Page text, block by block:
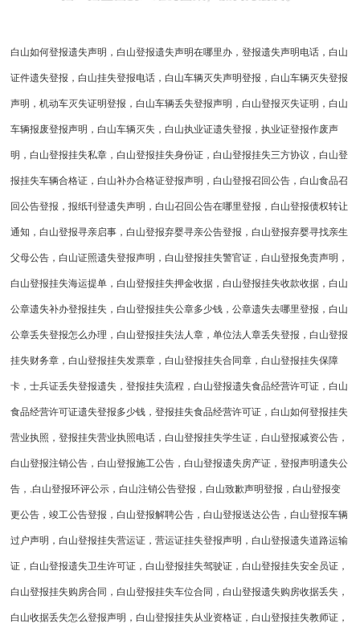
白山如何登报遗失声明，白山登报遗失声明在哪里办，登报遗失声明电话，白山
证件遗失登报，白山挂失登报电话，白山车辆灭失声明登报，白山车辆灭失登报
声明，机动车灭失证明登报，白山车辆丢失登报声明，白山登报灭失证明，白山
车辆报废登报声明，白山车辆灭失，白山执业证遗失登报，执业证登报作废声
明，白山登报挂失私章，白山登报挂失身份证，白山登报挂失三方协议，白山登
报挂失车辆合格证，白山补办合格证登报声明，白山登报召回公告，白山食品召
回公告登报，报纸刊登遗失声明，白山召回公告在哪里登报，白山登报债权转让
通知，白山登报寻亲启事，白山登报弃婴寻亲公告登报，白山登报弃婴寻找亲生
父母公告，白山证照遗失登报声明，白山登报挂失警官证，白山登报免责声明，
白山登报挂失海运提单，白山登报挂失押金收据，白山登报挂失收款收据，白山
公章遗失补办登报挂失，白山登报挂失公章多少钱，公章遗失去哪里登报，白山
公章丢失登报怎么办理，白山登报挂失法人章，单位法人章丢失登报，白山登报
挂失财务章，白山登报挂失发票章，白山登报挂失合同章，白山登报挂失保障
卡，士兵证丢失登报遗失，登报挂失流程，白山登报遗失食品经营许可证，白山
食品经营许可证遗失登报多少钱，登报挂失食品经营许可证，白山如何登报挂失
营业执照，登报挂失营业执照电话，白山登报挂失学生证，白山登报减资公告，
白山登报注销公告，白山登报施工公告，白山登报遗失房产证，登报声明遗失公
告，.白山登报环评公示，白山注销公告登报，白山致歉声明登报，白山登报变
更公告，竣工公告登报，白山登报解聘公告，白山登报送达公告，白山登报车辆
过户声明，白山登报挂失营运证，营运证挂失登报声明，白山登报遗失道路运输
证，白山登报遗失卫生许可证，白山登报挂失驾驶证，白山登报挂失安全员证，
白山登报挂失购房合同，白山登报挂失车位合同，白山登报遗失购房收据丢失，
白山收据丢失怎么登报声明，白山登报挂失从业资格证，白山登报挂失教师证，